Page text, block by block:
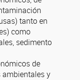
tanto en
como
sedimento
de
ambientales y